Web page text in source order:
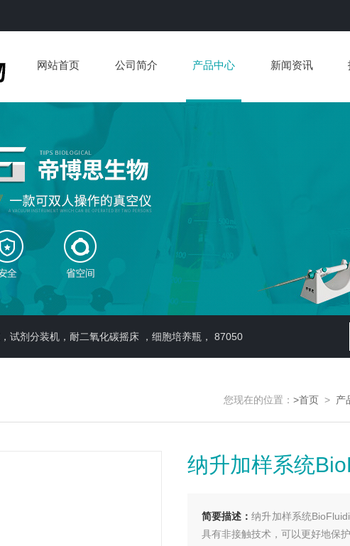
网站首页 公司简介 产品中心 新闻资讯
试剂分装机，耐二氧化碳摇床 ，细胞培养瓶， 87050
您现在的位置： >首页 > 产
纳升加样系统
简要描述：纳升加样系统
具有非接触技术，可以更好地保护